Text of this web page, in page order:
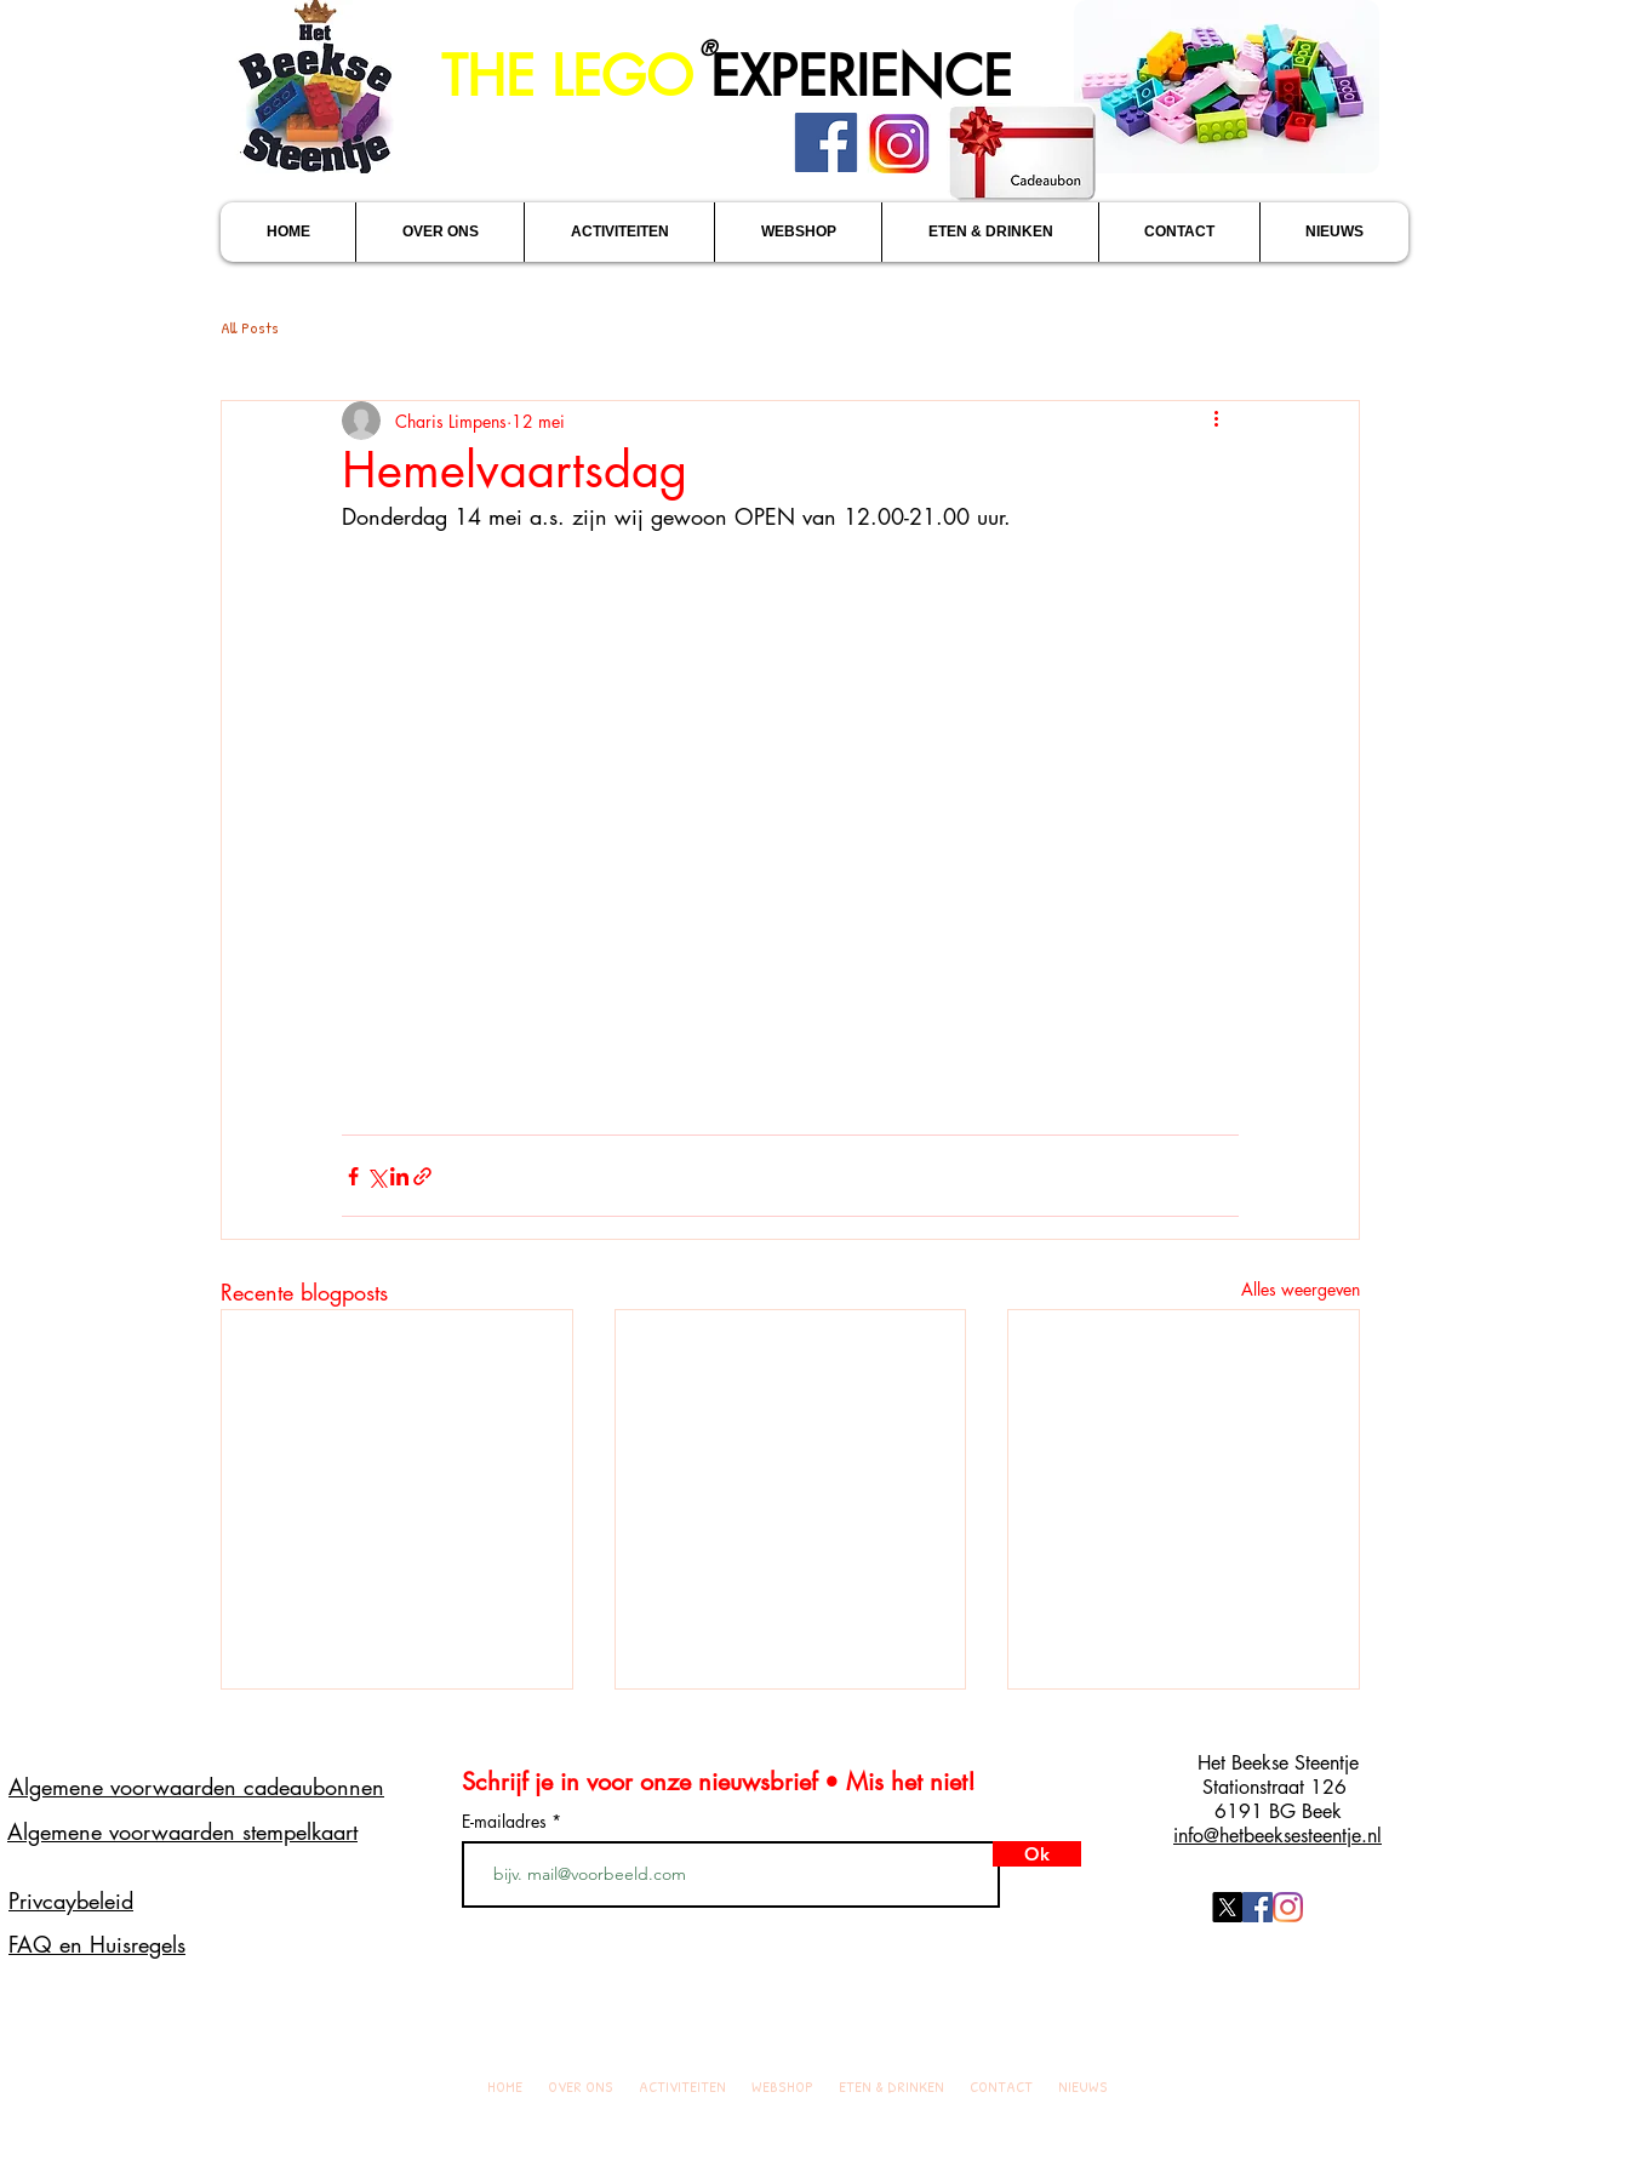
THE LEGO EXPERIENCE
®
HOME OVER ONS ACTIVITEITEN WEBSHOP ETEN & DRINKEN CONTACT NIEUWS
All Posts
Hemelvaartsdag
Charis Limpens 12 mei
Donderdag 14 mei a.s. zijn wij gewoon OPEN van 12.00-21.00 uur.
Recente blogposts Alles weergeven
Nieuwe sets
Zomer Vakantiekrant
Lego boodschappen tassen
HOME OVER ONS ACTIVITEITEN WEBSHOP ETEN & DRINKEN CONTACT NIEUWS
Algemene voorwaarden cadeaubonnen
Privcaybeleid
Algemene voorwaarden stempelkaart
FAQ en Huisregels
Het Beekse Steentje
Stationstraat 126
6191 BG Beek
info@hetbeeksesteentje.nl
Schrijf je in voor onze nieuwsbrief • Mis het niet!
E-mailadres
Ok